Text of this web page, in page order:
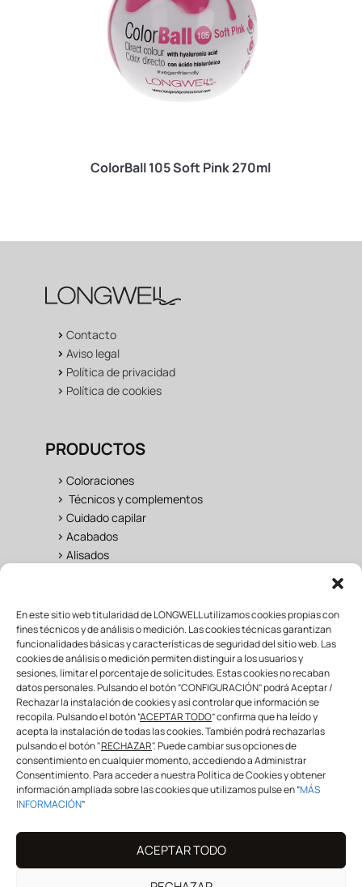
En este sitio web titularidad de LONGWELL utilizamos cookies propias con
fines técnicos y de análisis o medición. Las cookies técnicas garantizan
funcionalidades básicas y características de seguridad del sitio web. Las
cookies de análisis o medición permiten distinguir a los usuarios y
sesiones, limitar el porcentaje de solicitudes. Estas cookies no recaban
datos personales. Pulsando el botón “CONFIGURACIÓN” podrá Aceptar /
Rechazar la instalación de cookies y así controlar que información se
recopila. Pulsando el botón “ACEPTAR TODO” confirma que ha leído y
acepta la instalación de todas las cookies. También podrá rechazarlas
pulsando el botón "RECHAZAR". Puede cambiar sus opciones de
consentimiento en cualquier momento, accediendo a Administrar
Consentimiento. Para acceder a nuestra Política de Cookies y obtener
información ampliada sobre las cookies que utilizamos pulse en “MÁS
INFORMACIÓN”
ACEPTAR TODO
ColorBall 105 Soft Pink 270ml
> Contacto
> Aviso legal
> Política de privacidad
> Política de cookies
PRODUCTOS
> Coloraciones
> Técnicos y complementos
> Cuidado capilar
> Acabados
> Alisados
UNIVERSO LONGWELL
>Salon
>Fan Área
>Formación
>Mayorista & distribuidor
SÍGUENOS
¡COMPARTE CON NOSOTROS!